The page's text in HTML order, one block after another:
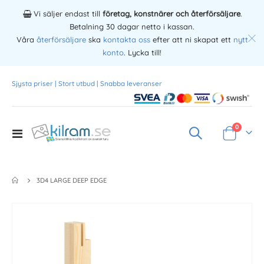
Vi säljer endast till företag, konstnärer och återförsäljare.
Betalning 30 dagar netto i kassan.
Våra återförsäljareska kontakta ossefter att ni skapat ett nytt
konto. Lycka till!
Sjysta priser | Stort utbud | Snabba leveranser
Toggle
Varukorg
0
3D4 LARGE DEEP EDGE